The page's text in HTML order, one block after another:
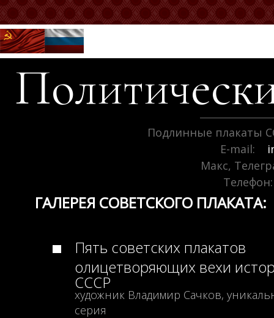
Подлинные плакаты
E-mail:
Макс,
Телефон:
ГАЛЕРЕЯ СОВЕТСКОГО ПЛАКАТА:
Пять советских плакатов
олицетворяющих вехи
СССР
художник Владимир Сачков,
серия